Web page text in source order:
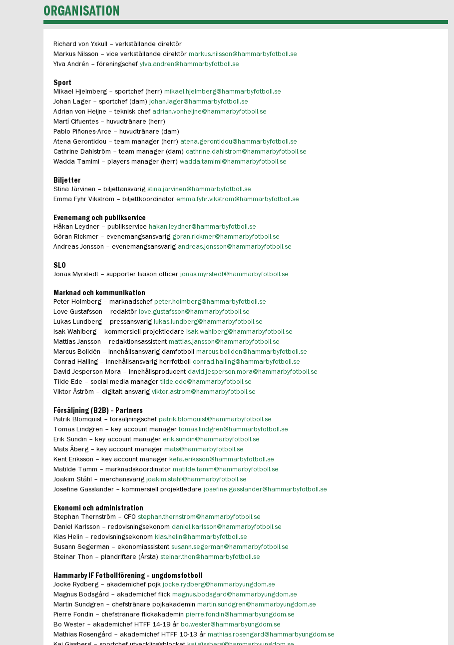
ORGANISATION
Richard von Yxkull – verkställande direktör
Markus Nilsson – vice verkställande direktör markus.nilsson@hammarbyfotboll.se
Ylva Andrén – föreningschef ylva.andren@hammarbyfotboll.se
Sport
Mikael Hjelmberg – sportchef (herr) mikael.hjelmberg@hammarbyfotboll.se
Johan Lager – sportchef (dam) johan.lager@hammarbyfotboll.se
Adrian von Heijne – teknisk chef adrian.vonheijne@hammarbyfotboll.se
Martí Cifuentes – huvudtränare (herr)
Pablo Piñones-Arce – huvudtränare (dam)
Atena Gerontidou – team manager (herr) atena.gerontidou@hammarbyfotboll.se
Cathrine Dahlström – team manager (dam) cathrine.dahlstrom@hammarbyfotboll.se
Wadda Tamimi – players manager (herr) wadda.tamimi@hammarbyfotboll.se
Biljetter
Stina Järvinen – biljettansvarig stina.jarvinen@hammarbyfotboll.se
Emma Fyhr Vikström – biljettkoordinator emma.fyhr.vikstrom@hammarbyfotboll.se
Evenemang och publikservice
Håkan Leydner – publikservice hakan.leydner@hammarbyfotboll.se
Göran Rickmer – evenemangsansvarig goran.rickmer@hammarbyfotboll.se
Andreas Jonsson – evenemangsansvarig andreas.jonsson@hammarbyfotboll.se
SLO
Jonas Myrstedt – supporter liaison officer jonas.myrstedt@hammarbyfotboll.se
Marknad och kommunikation
Peter Holmberg – marknadschef peter.holmberg@hammarbyfotboll.se
Love Gustafsson – redaktör love.gustafsson@hammarbyfotboll.se
Lukas Lundberg – pressansvarig lukas.lundberg@hammarbyfotboll.se
Isak Wahlberg – kommersiell projektledare isak.wahlberg@hammarbyfotboll.se
Mattias Jansson – redaktionsassistent mattias.jansson@hammarbyfotboll.se
Marcus Bolldén – innehållsansvarig damfotboll marcus.bollden@hammarbyfotboll.se
Conrad Halling – innehållsansvarig herrfotboll conrad.halling@hammarbyfotboll.se
David Jesperson Mora – innehållsproducent david.jesperson.mora@hammarbyfotboll.se
Tilde Ede – social media managertilde.ede@hammarbyfotboll.se
Viktor Åström – digitalt ansvarig viktor.astrom@hammarbyfotboll.se
Försäljning (B2B) – Partners
Patrik Blomquist – försäljningschef patrik.blomquist@hammarbyfotboll.se
Tomas Lindgren – key account managertomas.lindgren@hammarbyfotboll.se
Erik Sundin – key account manager erik.sundin@hammarbyfotboll.se
Mats Åberg – key account manager mats@hammarbyfotboll.se
Kent Eriksson – key account manager kefa.eriksson@hammarbyfotboll.se
Matilde Tamm – marknadskoordinator matilde.tamm@hammarbyfotboll.se
Joakim Ståhl – merchansvarig joakim.stahl@hammarbyfotboll.se
Josefine Gasslander – kommersiell projektledare josefine.gasslander@hammarbyfotboll.se
Ekonomi och administration
Stephan Thernström – CFO stephan.thernstrom@hammarbyfotboll.se
Daniel Karlsson – redovisningsekonom daniel.karlsson@hammarbyfotboll.se
Klas Helin – redovisningsekonom klas.helin@hammarbyfotboll.se
Susann Segerman – ekonomiassistent susann.segerman@hammarbyfotboll.se
Steinar Thon – plandriftare (Årsta) steinar.thon@hammarbyfotboll.se
Hammarby IF Fotbollförening – ungdomsfotboll
Jocke Rydberg – akademichef pojk jocke.rydberg@hammarbyungdom.se
Magnus Bodsgård – akademichef flick magnus.bodsgard@hammarbyungdom.se
Martin Sundgren – chefstränare pojkakademin martin.sundgren@hammarbyungdom.se
Pierre Fondin – chefstränare flickakademin pierre.fondin@hammarbyungdom.se
Bo Wester – akademichef HTFF 14-19 år bo.wester@hammarbyungdom.se
Mathias Rosengård – akademichef HTFF 10-13 år mathias.rosengard@hammarbyungdom.se